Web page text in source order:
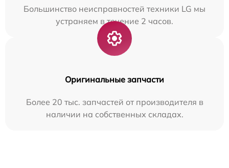
Большинство неисправностей техники LG мы
устраняем в течение 2 часов.
Оригинальные запчасти
Более 20 тыс. запчастей от производителя в
наличии на собственных складах.